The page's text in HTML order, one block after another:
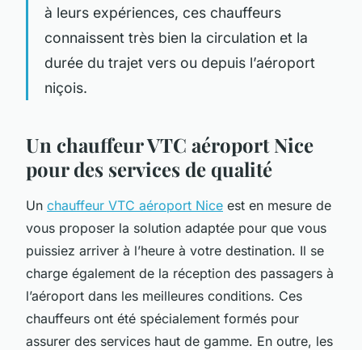
à leurs expériences, ces chauffeurs
connaissent très bien la circulation et la
durée du trajet vers ou depuis l’aéroport
niçois.
Un chauffeur VTC aéroport Nice
pour des services de qualité
Un chauffeur VTC aéroport Nice est en mesure de
vous proposer la solution adaptée pour que vous
puissiez arriver à l’heure à votre destination. Il se
charge également de la réception des passagers à
l’aéroport dans les meilleures conditions. Ces
chauffeurs ont été spécialement formés pour
assurer des services haut de gamme. En outre, les